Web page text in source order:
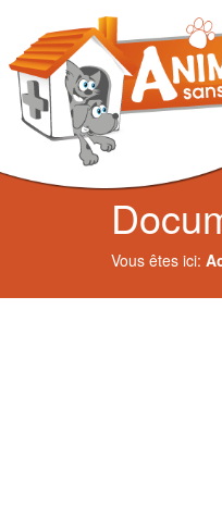
Vous êtes ici: